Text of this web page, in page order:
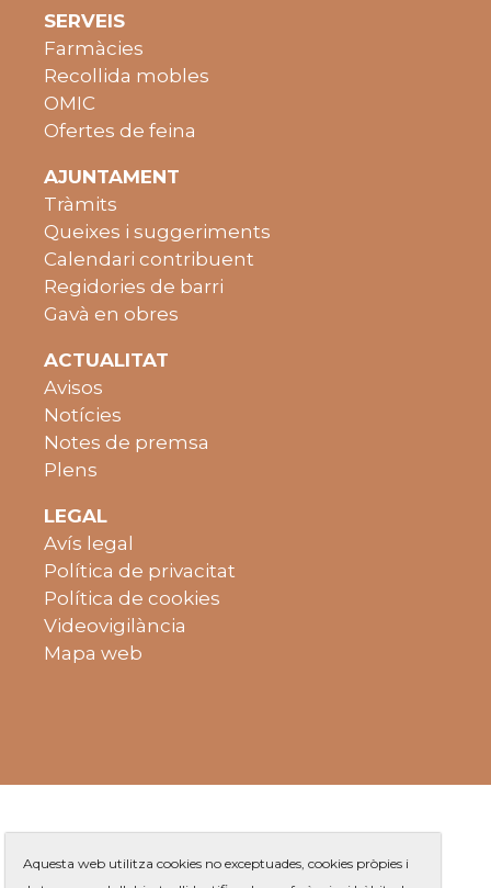
SERVEIS
Farmàcies
Recollida mobles
OMIC
Ofertes de feina
AJUNTAMENT
Tràmits
Queixes i suggeriments
Calendari contribuent
Regidories de barri
Gavà en obres
ACTUALITAT
Avisos
Notícies
Notes de premsa
Plens
LEGAL
Avís legal
Política de privacitat
Política de cookies
Videovigilància
Mapa web
Aquesta web utilitza cookies no exceptuades, cookies pròpies i